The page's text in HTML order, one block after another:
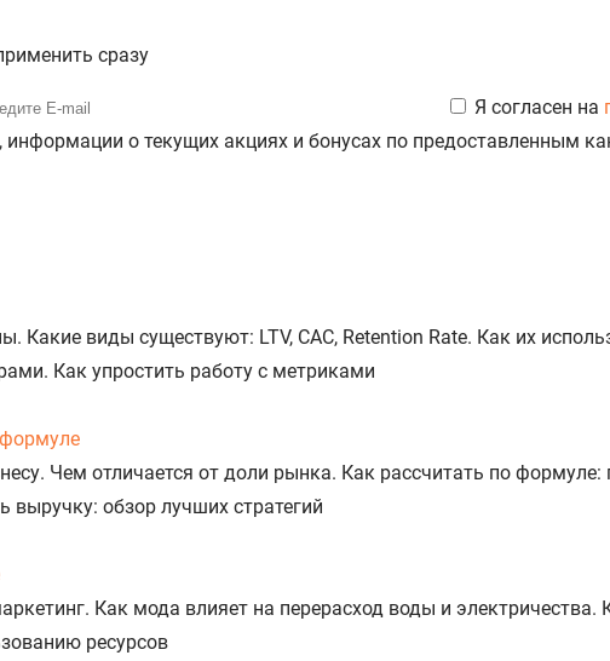
сразу
Я согласен на
информации о текущих акциях и бонусах по предоставленным
виды существуют: LTV, CAC, Retention Rate. Как их
Как упростить работу с метриками
формуле
Чем отличается от доли рынка. Как рассчитать по формуле:
обзор лучших стратегий
Как мода влияет на перерасход воды и электричества.
ресурсов